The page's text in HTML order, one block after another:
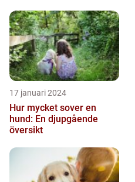
17 januari 2024
Hur mycket sover en
hund: En djupgående
översikt